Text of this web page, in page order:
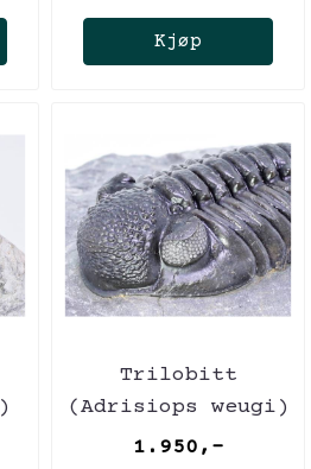
Kjøp
Trilobitt
(Adrisiops weugi)
1.950,-